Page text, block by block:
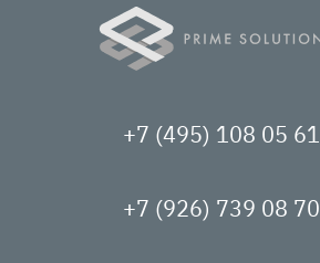
+7 (495) 108 05 61
+7 (926) 739 08 70